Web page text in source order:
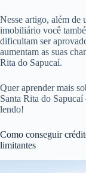
Nesse artigo, além de
imobiliário você
dificultam ser
aumentam as suas
Rita do Sapucaí.
Quer aprender mais
Santa Rita do
lendo!
Como conseguir
limitantes